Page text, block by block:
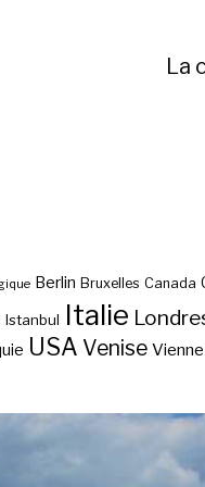
La
Berlin Bruxelles Canada
Istanbul Italie
USA Venise Vienne